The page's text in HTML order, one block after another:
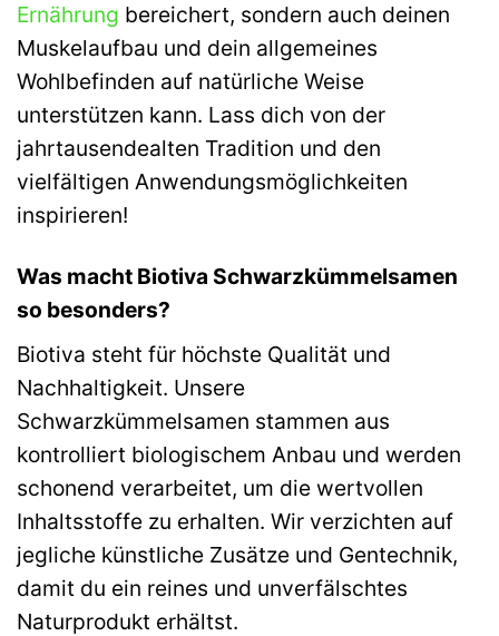
Ernährung bereichert, sondern auch deinen
Muskelaufbau und dein allgemeines
Wohlbefinden auf natürliche Weise
unterstützen kann. Lass dich von der
jahrtausendealten Tradition und den
vielfältigen Anwendungsmöglichkeiten
inspirieren!
Was macht Biotiva Schwarzkümmelsamen
so besonders?
Biotiva steht für höchste Qualität und
Nachhaltigkeit. Unsere
Schwarzkümmelsamen stammen aus
kontrolliert biologischem Anbau und werden
schonend verarbeitet, um die wertvollen
Inhaltsstoffe zu erhalten. Wir verzichten auf
jegliche künstliche Zusätze und Gentechnik,
damit du ein reines und unverfälschtes
Naturprodukt erhältst.